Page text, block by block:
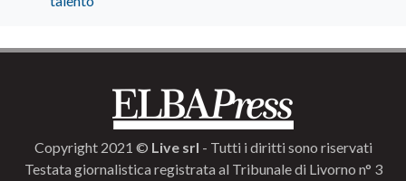
Copyright 2021 © Live srl - Tutti i diritti sono riservati
Testata giornalistica registrata al Tribunale di Livorno n° 3